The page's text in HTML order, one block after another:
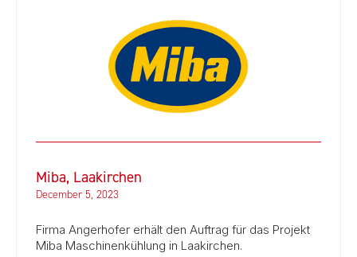
Miba, Laakirchen
December 5, 2023
Firma Angerhofer erhält den Auftrag für das Projekt
Miba Maschinenkühlung in Laakirchen.